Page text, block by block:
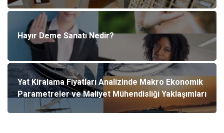
Hayır Deme Sanatı Nedir?
Yat Kiralama Fiyatları Analizinde Makro Ekonomik
Parametreler ve Maliyet Mühendisliği Yaklaşımları